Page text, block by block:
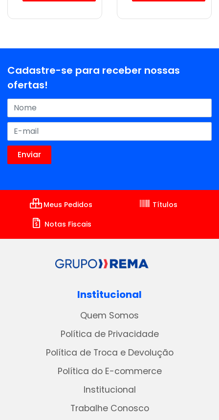
Cadastre-se para receber nossas
ofertas!
Meus Pedidos
Títulos
Notas Fiscais
Institucional
Quem Somos
Política de Privacidade
Política de Troca e Devolução
Política do E-commerce
Institucional
Trabalhe Conosco